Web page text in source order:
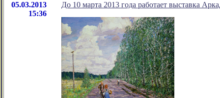
05.03.2013
15:36
До 10 марта 2013 года работает выставка